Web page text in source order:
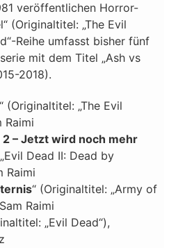
veröffentlichen Horror-
(Originaltitel: „The Evil
Reihe umfasst bisher fünf
mit dem Titel „Ash vs
2018).
“ (Originaltitel: „The Evil
Raimi
– Jetzt wird noch mehr
Dead II: Dead by
Raimi
“ (Originaltitel: „Army of
Raimi
„Evil Dead“),